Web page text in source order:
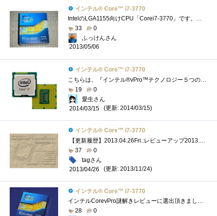
インテル® Core™ i7-3770
IntelのLGA1155向けCPU「Corei7-3770」です。インテルCorevProレビューのレビュー品の1つです(；=ﾟωﾟ)=３３３【モデルナンバー(実クロック)】Corei7-3770/3.4G...
33
0
ふっけんさん
2013/05/06
インテル® Core™ i7-3770
こちらは、『インテル®vPro™テクノロジー５つの謎』で頂いたインテル®Core™i7-3770です。CPUクーラーの下にあります（笑）私のメインPCのCPUがイ�...
19
0
愛生さん
2014/03/15
(更新: 2014/03/15)
インテル® Core™ i7-3770
【更新履歴】2013.04.26Fri.:レビューアップ2013.06.06Thu.:コア温度に関して追記2013.06.15Sat.:リンク追加＆レビュー改良 「謎解き」の方は以下のリン�...
37
0
tagさん
2013/04/26
(更新: 2013/11/24)
インテル® Core™ i7-3770
インテルCorevPro謎解きレビューに選出頂きました。謎解きレビューが難航中なので、パーツのレビューを書いて現実逃避中です(^^ゞさて、今回はCPU...
28
0